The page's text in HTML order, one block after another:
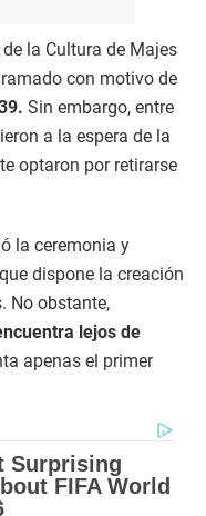
la Cultura de Majes
con motivo de
Sin embargo, entre
a la espera de la
optaron por retirarse
la ceremonia y
dispone la creación
No obstante,
lejos de
apenas el primer